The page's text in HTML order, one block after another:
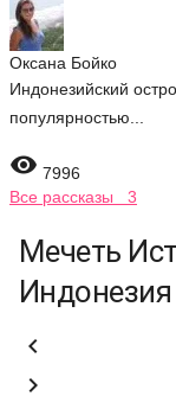
Оксана Бойко
Индонезийский
популярностью...
 7996
Все рассказы 3
Мечеть
Индонезия

